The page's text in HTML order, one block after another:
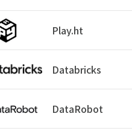
Play.ht
Databricks
DataRobot